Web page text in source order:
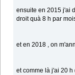
ensuite en 2015 j'ai
droit quà 8 h par
et en 2018 , on
et comme là j'ai 20